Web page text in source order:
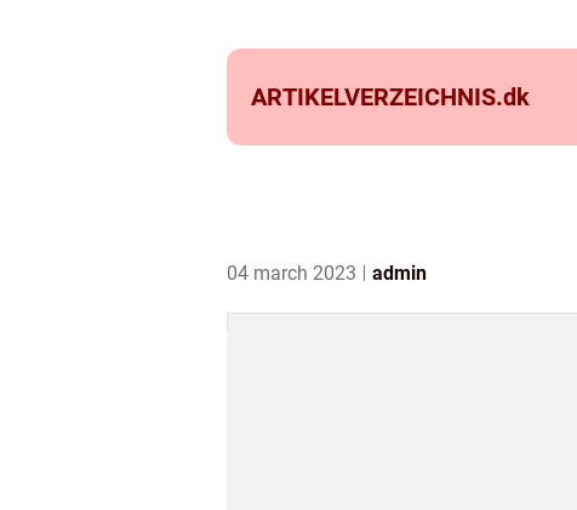
ARTIKELVERZEICHNIS.dk
04 march 2023 admin